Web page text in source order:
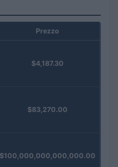
Prezzo
$4,187.30
$83,270.00
$100,000,000,000,000.00